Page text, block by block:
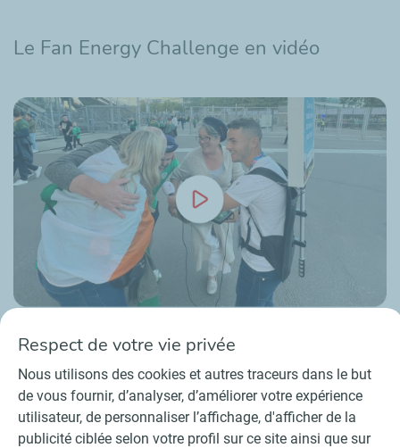
Le Fan Energy Challenge en vidéo
Contact Fournisseurs
Espace presse
Conditions Générales d’Utilisation
Respect de votre vie privée
Nous utilisons des cookies et autres traceurs dans le but
de vous fournir, d’analyser, d’améliorer votre expérience
utilisateur, de personnaliser l’affichage, d'afficher de la
publicité ciblée selon votre profil sur ce site ainsi que sur